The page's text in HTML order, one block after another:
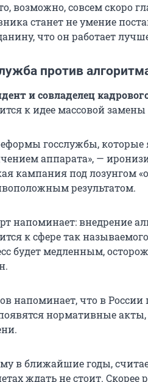
возможно, совсем скоро
станет не умение
что он работает
против
и совладелец
к идее массовой
госслужбы,
аппарата», —
кампания под лозунгом
результатом.
напоминает: внедрение
к сфере так
будет медленным,
напоминает, что в
нормативные
в ближайшие годы,
ждать не стоит. Скорее